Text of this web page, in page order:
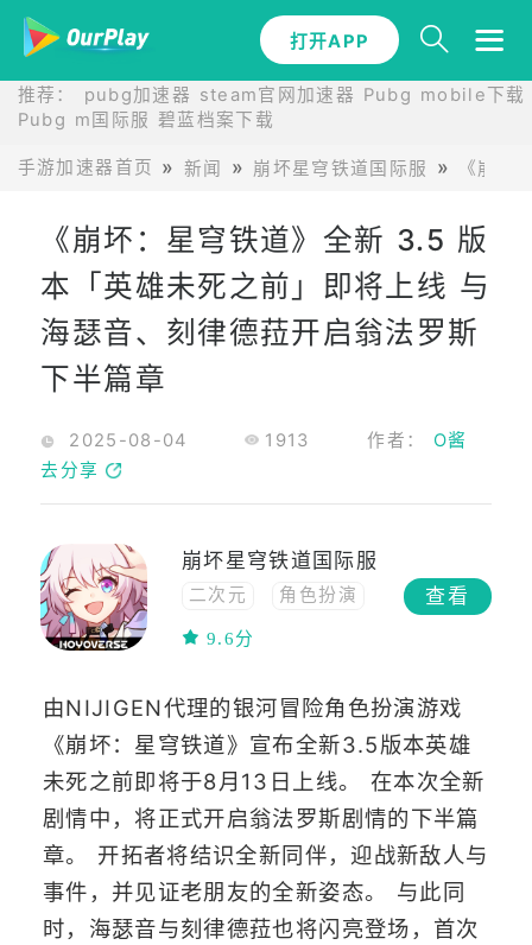
打开APP
推荐： pubg加速器 steam官网加速器 Pubg mobile下载
Pubg m国际服 碧蓝档案下载
手游加速器首页 新闻 崩坏星穹铁道国际服 《崩坏
《崩坏：星穹铁道》全新 3.5 版
本「英雄未死之前」即将上线 与
海瑟音、刻律德菈开启翁法罗斯
下半篇章
2025-08-04 1913 作者： O酱
去分享
崩坏星穹铁道国际服
二次元
角色扮演
策略
3D
剧情向
9.6分
查看
由NIJIGEN代理的银河冒险角色扮演游戏
《崩坏：星穹铁道》宣布全新3.5版本英雄
未死之前即将于8月13日上线。 在本次全新
剧情中，将正式开启翁法罗斯剧情的下半篇
章。 开拓者将结识全新同伴，迎战新敌人与
事件，并见证老朋友的全新姿态。 与此同
时，海瑟音与刻律德菈也将闪亮登场，首次